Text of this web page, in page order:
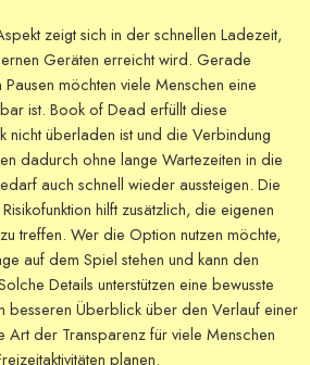
zeigt sich in der schnellen Ladezeit,
Geräten erreicht wird. Gerade
möchten viele Menschen eine
ist. Book of Dead erfüllt diese
nicht überladen ist und die Verbindung
dadurch ohne lange Wartezeiten in die
auch schnell wieder aussteigen. Die
hilft zusätzlich, die eigenen
treffen. Wer die Option nutzen möchte,
auf dem Spiel stehen und kann den
Details unterstützen eine bewusste
besseren Überblick über den Verlauf einer
Art der Transparenz für viele Menschen
planen.